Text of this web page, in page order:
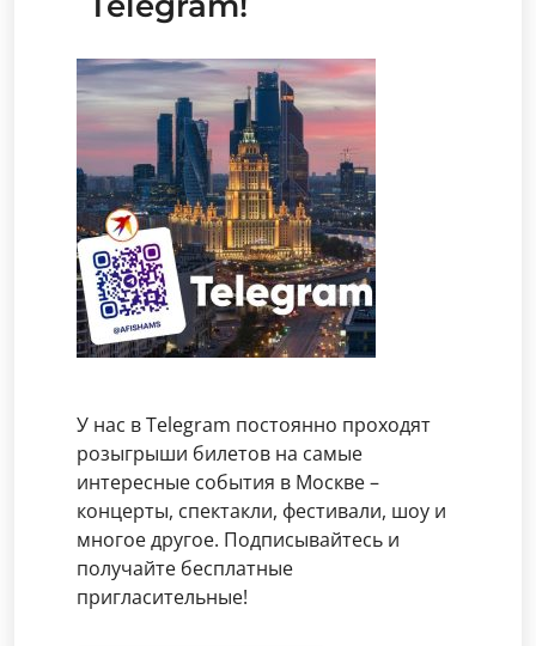
У нас в Telegram постоянно проходят
розыгрыши билетов на самые
интересные события в Москве –
концерты, спектакли, фестивали, шоу и
многое другое. Подписывайтесь и
получайте бесплатные
пригласительные!